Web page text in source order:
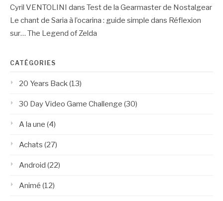
Cyril VENTOLINI dans Test de la Gearmaster de Nostalgear
Le chant de Saria à l’ocarina : guide simple dans Réflexion
sur… The Legend of Zelda
CATÉGORIES
20 Years Back(13)
30 Day Video Game Challenge (30)
A la une (4)
Achats (27)
Android (22)
Animé (12)